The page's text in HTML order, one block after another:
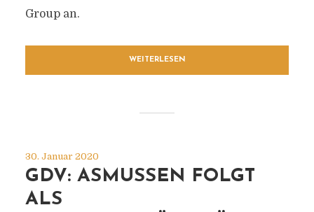
Group an.
WEITERLESEN
30. Januar 2020
GDV: ASMUSSEN FOLGT
ALS